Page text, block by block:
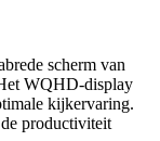
scherm van
WQHD-display
kijkervaring.
productiviteit